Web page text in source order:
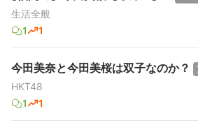
生活全般
1
1
今田美奈と今田美桜は双子なのか？
HKT48
1
1